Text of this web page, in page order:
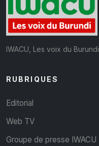
IWACU, Les voix du Burundi
RUBRIQUES
Editorial
Web TV
Groupe de presse IWACU